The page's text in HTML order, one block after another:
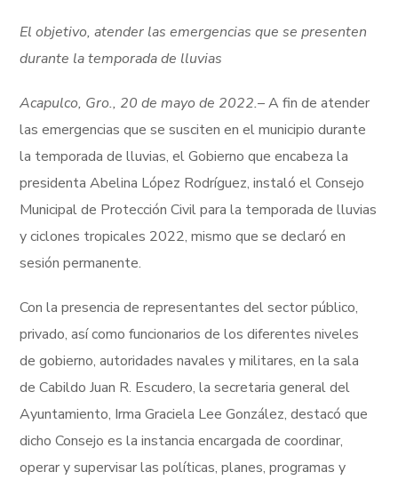
El objetivo, atender las emergencias que se presenten
durante la temporada de lluvias
Acapulco, Gro., 20 de mayo de 2022.– A fin de atender
las emergencias que se susciten en el municipio durante
la temporada de lluvias, el Gobierno que encabeza la
presidenta Abelina López Rodríguez, instaló el Consejo
Municipal de Protección Civil para la temporada de lluvias
y ciclones tropicales 2022, mismo que se declaró en
sesión permanente.
Con la presencia de representantes del sector público,
privado, así como funcionarios de los diferentes niveles
de gobierno, autoridades navales y militares, en la sala
de Cabildo Juan R. Escudero, la secretaria general del
Ayuntamiento, Irma Graciela Lee González, destacó que
dicho Consejo es la instancia encargada de coordinar,
operar y supervisar las políticas, planes, programas y